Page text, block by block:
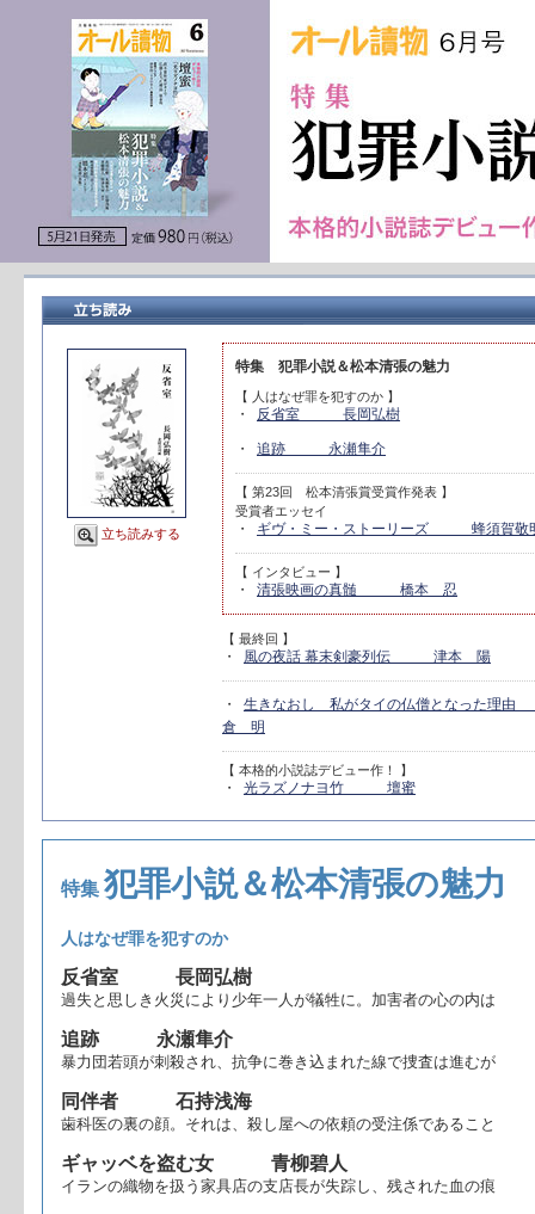
立ち読みする
特集 犯罪小説＆松本清張の魅力
【 人はなぜ罪を犯すのか 】
・ 反省室 長岡弘樹
・ 追跡 永瀬隼介
【 第23回 松本清張賞受賞作発表 】
受賞者エッセイ
・ ギヴ・ミー・ストーリーズ 蜂須賀敬
【 インタビュー 】
・ 清張映画の真髄 橋本 忍
【 最終回 】
・ 風の夜話 幕末剣豪列伝 津本 陽
・ 生きなおし 私がタイの仏僧となった
倉 明
【 本格的小説誌デビュー作！ 】
・ 光ラズノナヨ竹 壇蜜
特集 犯罪小説＆松本清張の魅力
人はなぜ罪を犯すのか
反省室 長岡弘樹
過失と思しき火災により少年一人が犠牲に。加害者の心の内は
追跡 永瀬隼介
暴力団若頭が刺殺され、抗争に巻き込まれた線で捜査は進むが
同伴者 石持浅海
歯科医の裏の顔。それは、殺し屋への依頼の受注係であること
ギャッベを盗む女 青柳碧人
イランの織物を扱う家具店の支店長が失踪し、残された血の痕